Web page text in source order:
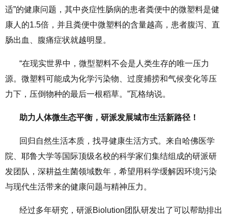
适”的健康问题，其中炎症性肠病的患者粪便中的微塑料是健
康人的1.5倍，并且粪便中微塑料的含量越高，患者腹泻、直
肠出血、腹痛症状就越明显。
“在现实世界中，微型塑料不会是人类生存的唯一压力
源。微塑料可能成为化学污染物、过度捕捞和气候变化等压
力下，压倒物种的最后一根稻草。”瓦格纳说。
助力人体微生态平衡， 研派发展城市生活新路径！
回归自然生活本质，找寻健康生活方式。来自哈佛医学
院、耶鲁大学等国际顶级名校的科学家们集结组成的研派研
发团队，深耕益生菌领域数年，希望用科学缓解因环境污染
与现代生活带来的健康问题与精神压力。
经过多年研究，研派Biolution团队研发出了可以帮助排出